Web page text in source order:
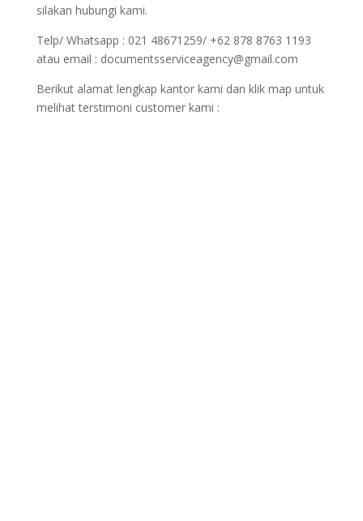
silakan hubungi kami.
Telp/ Whatsapp : 021 48671259/ +62 878 8763 1193
atau email : documentsserviceagency@gmail.com
Berikut alamat lengkap kantor kami dan klik map untuk
melihat terstimoni customer kami :